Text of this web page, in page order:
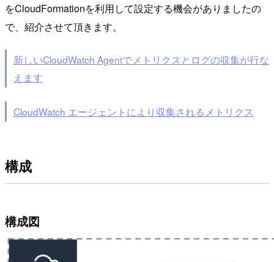
をCloudFormationを利用して設定する機会がありましたの
で、紹介させて頂きます。
新しいCloudWatch Agentでメトリクスとログの収集が行な
えます
CloudWatch エージェントにより収集されるメトリクス
構成
構成図